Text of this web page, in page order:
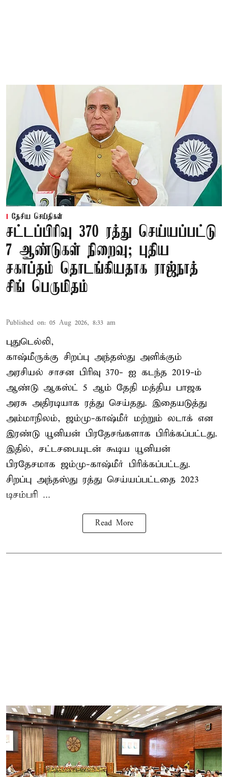
தேசிய செய்திகள்
சட்டப்பிரிவு 370 ரத்து செய்யப்பட்டு
7 ஆண்டுகள் நிறைவு; புதிய
சகாப்தம் தொடங்கியதாக ராஜ்நாத்
சிங் பெருமிதம்
Published on: 05 Aug 2026, 8:33 am
புதுடெல்லி,
காஷ்மீருக்கு சிறப்பு அந்தஸ்து அளிக்கும்
அரசியல் சாசன பிரிவு 370- ஐ கடந்த 2019-ம்
ஆண்டு ஆகஸ்ட் 5 ஆம் தேதி மத்திய பாஜக
அரசு அதிரடியாக ரத்து செய்தது. இதையடுத்து
அம்மாநிலம், ஜம்மு-காஷ்மீர் மற்றும் லடாக் என
இரண்டு யூனியன் பிரதேசங்களாக பிரிக்கப்பட்டது.
இதில், சட்டசபையுடன் கூடிய யூனியன்
பிரதேசமாக ஜம்மு-காஷ்மீர் பிரிக்கப்பட்டது.
சிறப்பு அந்தஸ்து ரத்து செய்யப்பட்டதை 2023
டிசம்பரி ...
Read More